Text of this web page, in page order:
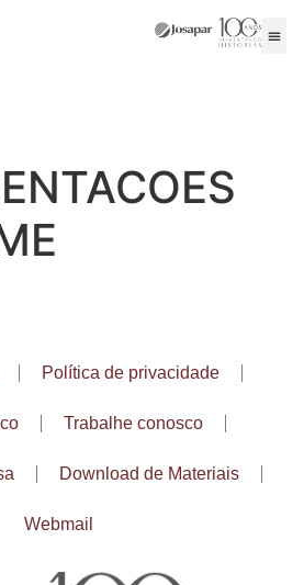
Política de privacidade
Trabalhe conosco
Download de Materiais
Webmail